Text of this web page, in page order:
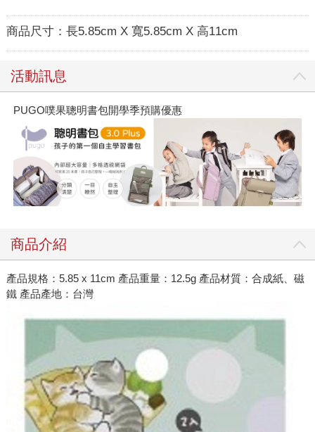
商品尺寸： 長5.85cm X 寬5.85cm X 高11cm
活動訊息
PUGO噗果聰明書包開學季預購優惠
商品介紹
產品規格：5.85 x 11cm 產品重量：12.5g 產品材質：合成紙、磁
鐵 產品產地：台灣